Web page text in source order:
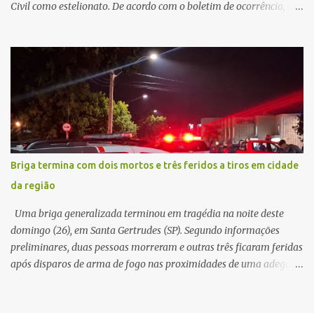
Civil como estelionato. De acordo com o boletim de ocorrência, a
suspeito alegou que seria necessário atualizar o cadastro da conta
e passou a orientar a vítima sobre os procedimentos que deveriam
ser realizados. Dias depois, o golpista enviou um documento em
PDF simulando uma comunicação oficial da instituição financeira.
Na sequência, entrou em contato por telefone e encaminhou um
link, orientando a vítima a acessá-lo pelo computador para
concluir a suposta atualização cadastral. Após realizar o
procedimento, a conta bancária ficou bloqueada por algumas
horas. Sem conseguir acessar o sistema, a vítima tentou
novamente contato com o suposto gerente, mas não obteve
resposta. Na segunda-fe...
Briga termina com dois mortos e três feridos a tiros em cidade
da região
Uma briga generalizada terminou em tragédia na noite deste
domingo (26), em Santa Gertrudes (SP). Segundo informações
preliminares, duas pessoas morreram e outras três ficaram feridas
após disparos de arma de fogo nas proximidades de uma adega. O